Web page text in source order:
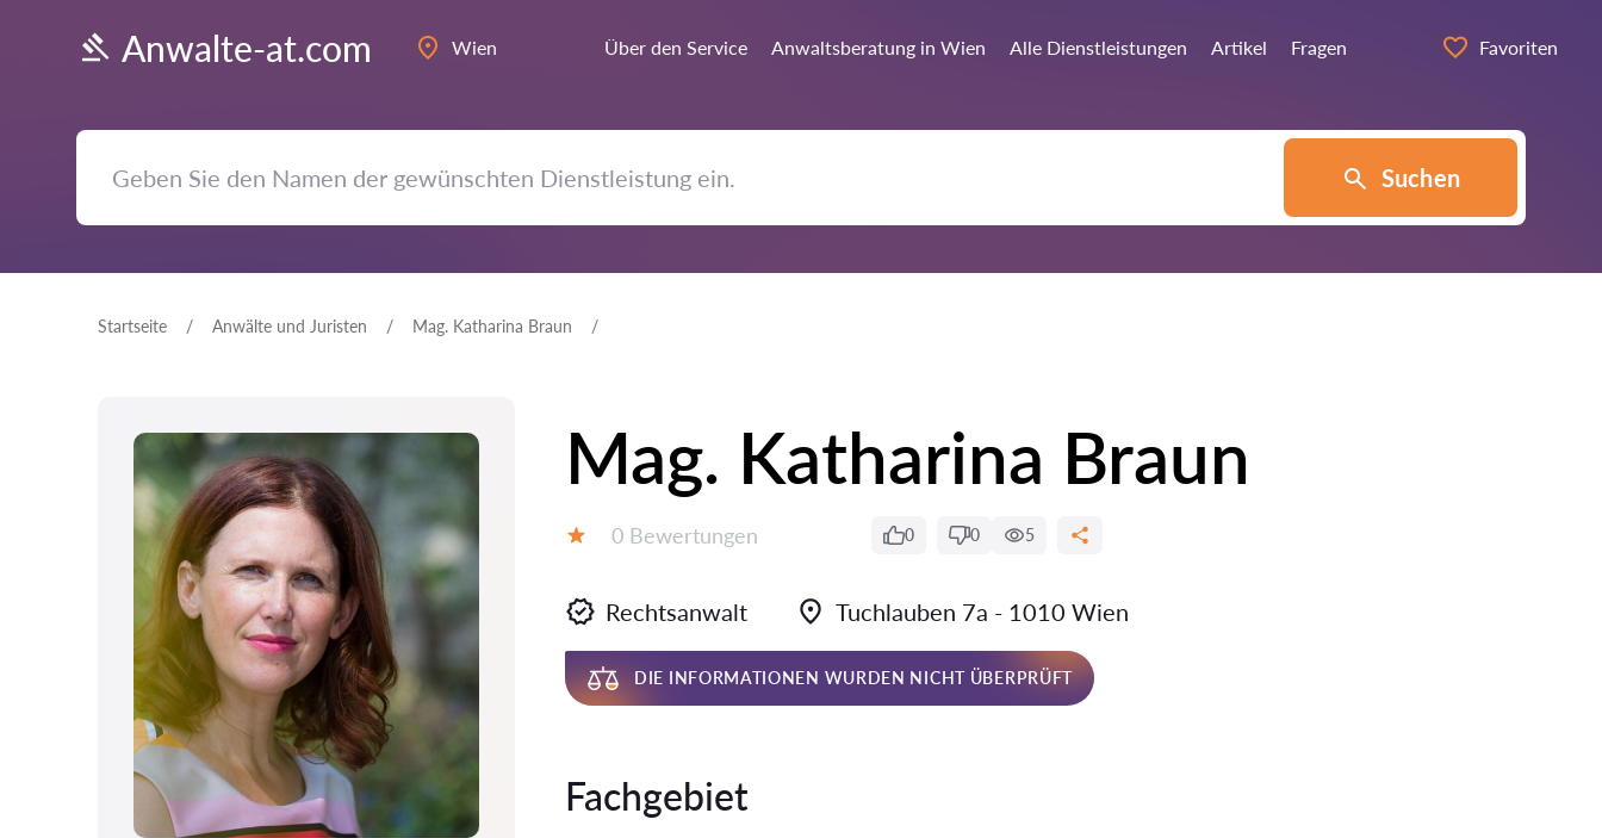
Anwalte-at.com Wien Über den Service Anwaltsberatung in Wien Alle Dienstleistungen Artikel Fragen Favoriten
Suchen
Startseite Anwälte und Juristen Mag. Katharina Braun
Mag. Katharina Braun
Bewertungen:
0 Bewertungen 0 0 5
Rechtsanwalt Tuchlauben 7a - 1010 Wien
DIE INFORMATIONEN WURDEN NICHT ÜBERPRÜFT
Fachgebiet